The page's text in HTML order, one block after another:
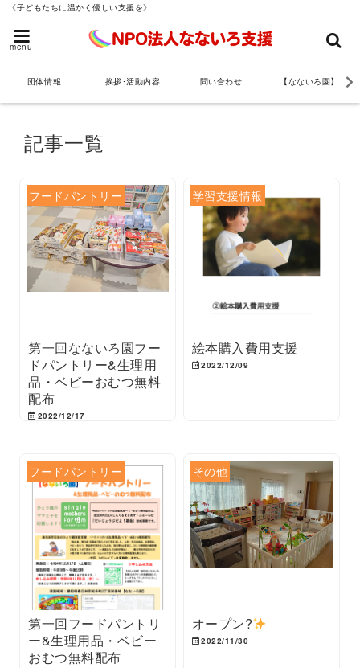
《子どもたちに温かく優しい支援を》
menu
団体情報 挨拶･活動内容 問い合わせ 【なないろ園】
記事一覧
フードパントリー
第一回なないろ園フー
ドパントリー&生理用
品・ベビーおむつ無料
配布
2022/12/17
学習支援情報
絵本購入費用支援
2022/12/09
フードパントリー
第一回フードパントリ
ー&生理用品・ベビー
おむつ無料配布
その他
オープン?
2022/11/30